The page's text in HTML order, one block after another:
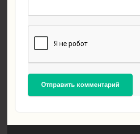
Отправить комментарий